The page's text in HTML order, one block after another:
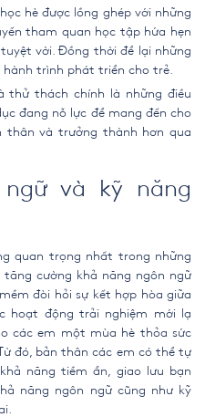
hè được lồng ghép với những
tham quan học tập hứa hẹn
vời. Đồng thời để lại những
trình phát triển cho trẻ.
thử thách chính là những điều
đang nỗ lực để mang đến cho
thân và trưởng thành hơn qua
và kỹ năng
quan trọng nhất trong những
tăng cường khả năng ngôn ngữ
đòi hỏi sự kết hợp hòa giữa
hoạt động trải nghiệm mới lạ
các em một mùa hè thỏa sức
đó, bản thân các em có thể tự
năng tiềm ẩn, giao lưu bạn
năng ngôn ngữ cũng như kỹ